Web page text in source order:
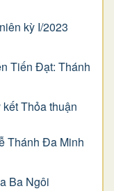
kỳ I/2023
Tiến Đạt: Thánh
Thỏa thuận
Thánh Đa Minh
Ba Ngôi